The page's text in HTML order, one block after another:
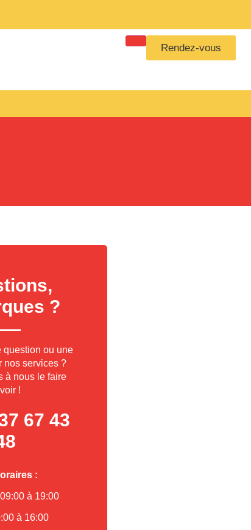
Rendez-vous
?
question ou une
nos services ?
à nous le faire
!
67 43
:
à 19:00
à 16:00